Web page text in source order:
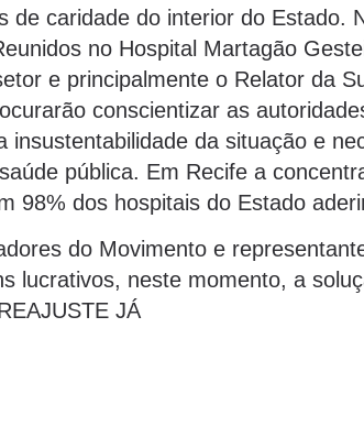
de caridade do interior do Estado.
no Hospital Martagão
e principalmente o Relator da
conscientizar as
insustentabilidade da situação e
pública. Em Recife a
98% dos hospitais do Estado
do Movimento e
lucrativos, neste momento, a
JÁ